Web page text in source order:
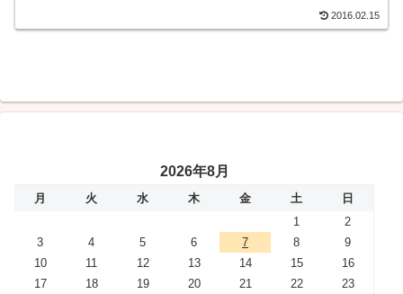
2016.02.15
2026年8月
月 火 水 木 金 土
日
1
2
3
4 5 6 7 8
9
10
11 12 13 14 15
16
17
18 19 20 21 22
23